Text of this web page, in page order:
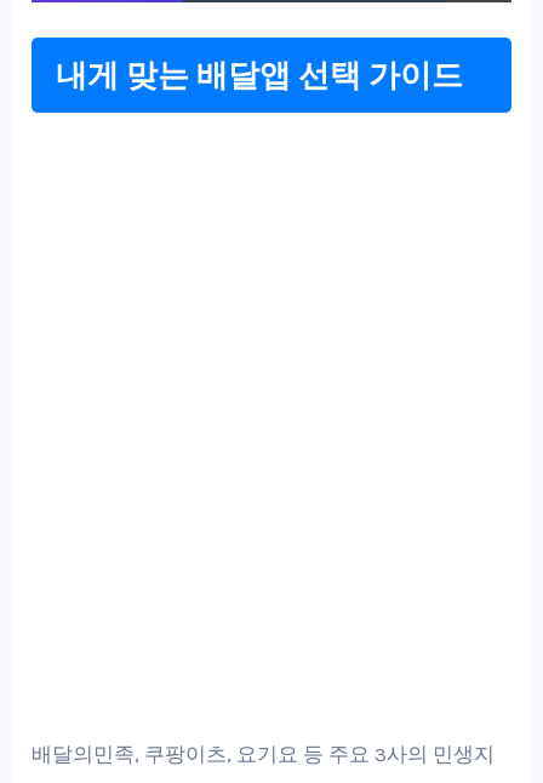
내게 맞는 배달앱 선택 가이드
배달의민족, 쿠팡이츠, 요기요 등 주요 3사의 민생지